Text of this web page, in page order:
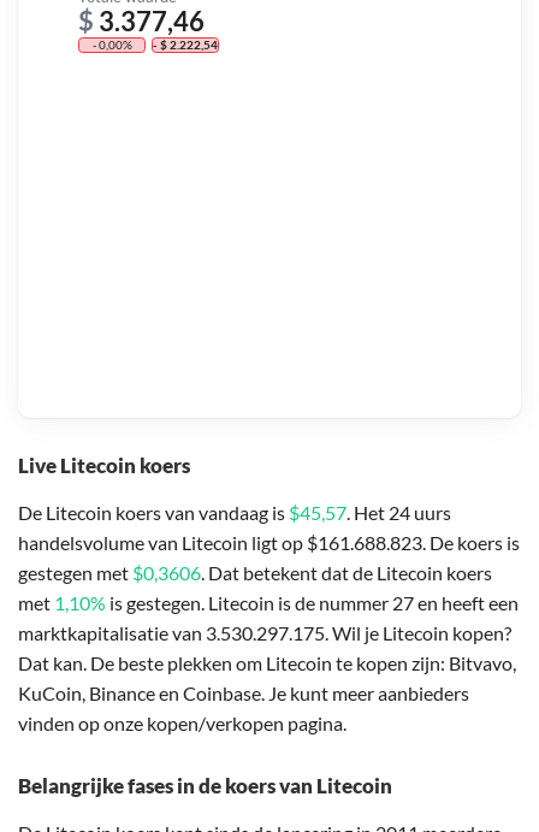
Live Litecoin koers
De Litecoin koers van vandaag is $45,57. Het 24 uurs
handelsvolume van Litecoin ligt op $161.688.823. De koers is
gestegen met $0,3606. Dat betekent dat de Litecoin koers
met 1,10% is gestegen. Litecoin is de nummer 27 en heeft een
marktkapitalisatie van 3.530.297.175. Wil je Litecoin kopen?
Dat kan. De beste plekken om Litecoin te kopen zijn: Bitvavo,
KuCoin, Binance en Coinbase. Je kunt meer aanbieders
vinden op onze kopen/verkopen pagina.
$ 3.377,46
- 0,00% - $ 2.222,54
Belangrijke fases in de koers van Litecoin